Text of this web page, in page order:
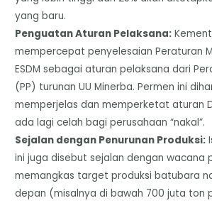
yang baru.
​Penguatan Aturan Pelaksana:
mempercepat penyelesaian Peraturan
ESDM sebagai aturan pelaksana dari
(PP) turunan UU Minerba. Permen ini
memperjelas dan memperketat aturan
ada lagi celah bagi perusahaan “nakal”.
​Sejalan dengan Penurunan Produksi:
ini juga disebut sejalan dengan wacana
memangkas target produksi batubara
depan (misalnya di bawah 700 juta ton